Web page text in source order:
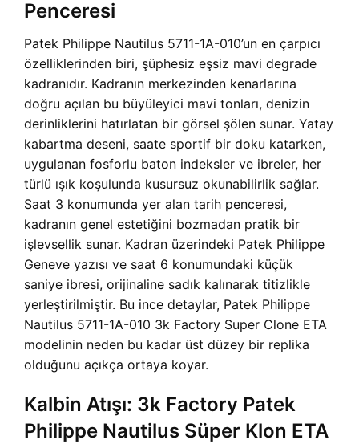
Penceresi
Patek Philippe Nautilus 5711-1A-010’un en çarpıcı
özelliklerinden biri, şüphesiz eşsiz mavi degrade
kadranıdır. Kadranın merkezinden kenarlarına
doğru açılan bu büyüleyici mavi tonları, denizin
derinliklerini hatırlatan bir görsel şölen sunar. Yatay
kabartma deseni, saate sportif bir doku katarken,
uygulanan fosforlu baton indeksler ve ibreler, her
türlü ışık koşulunda kusursuz okunabilirlik sağlar.
Saat 3 konumunda yer alan tarih penceresi,
kadranın genel estetiğini bozmadan pratik bir
işlevsellik sunar. Kadran üzerindeki Patek Philippe
Geneve yazısı ve saat 6 konumundaki küçük
saniye ibresi, orijinaline sadık kalınarak titizlikle
yerleştirilmiştir. Bu ince detaylar, Patek Philippe
Nautilus 5711-1A-010 3k Factory Super Clone ETA
modelinin neden bu kadar üst düzey bir replika
olduğunu açıkça ortaya koyar.
Kalbin Atışı: 3k Factory Patek
Philippe Nautilus Süper Klon ETA